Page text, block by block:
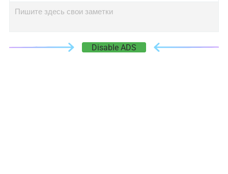
Пишите здесь свои заметки
Disable ADS